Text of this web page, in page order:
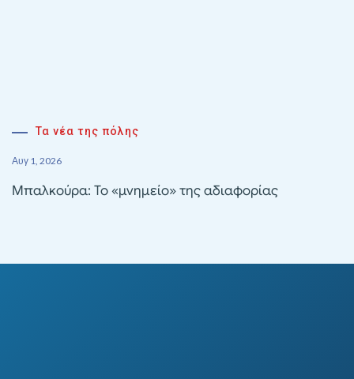
Τα νέα της πόλης
Αυγ 1, 2026
Μπαλκούρα: Το «μνημείο» της αδιαφορίας